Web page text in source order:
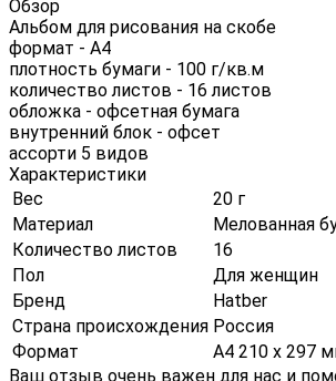
Обзор
Альбом для рисования на скобе
формат - А4
плотность бумаги - 100 г/кв.м
количество листов - 16 листов
обложка - офсетная бумага
внутренний блок - офсет
ассорти 5 видов
Характеристики
Вес
20 г
Материал
Мелованная
Количество листов
16
Пол
Для женщин
Бренд
Hatber
Страна происхождения Россия
Формат
А4 210 х 297
Ваш отзыв очень важен для нас и